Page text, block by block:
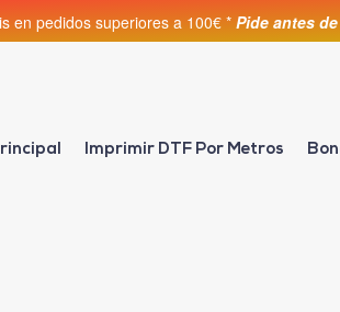
en pedidos superiores a 100€ * Pide antes
Imprimir DTF Por Metros